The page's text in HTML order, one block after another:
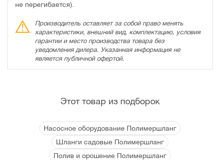
не перегибается).
Производитель оставляет за собой право менять
характеристики, внешний вид, комплектацию, условия
гарантии и место производства товара без
уведомления дилера. Указанная информация не
является публичной офертой.
Этот товар из подборок
Насосное оборудование Полимершланг
Шланги садовые Полимершланг
Полив и орошение Полимершланг